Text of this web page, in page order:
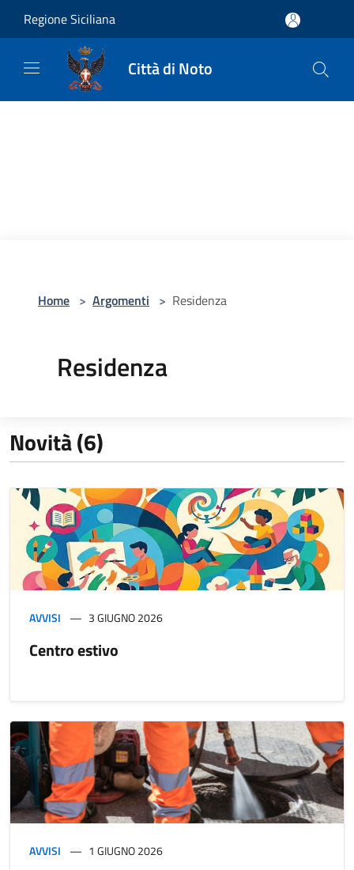
Regione Siciliana
Città di Noto
Home > Argomenti > Residenza
Residenza
Novità (6)
AVVISI 3 GIUGNO 2026
Centro estivo
AVVISI 1 GIUGNO 2026